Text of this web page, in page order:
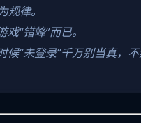
律。
“错峰”而已。
“未登录”千万别当真，不